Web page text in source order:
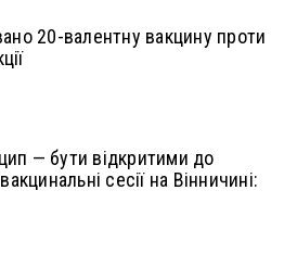
20-валентну вакцину проти
— бути відкритими до
сесії на Вінничині: